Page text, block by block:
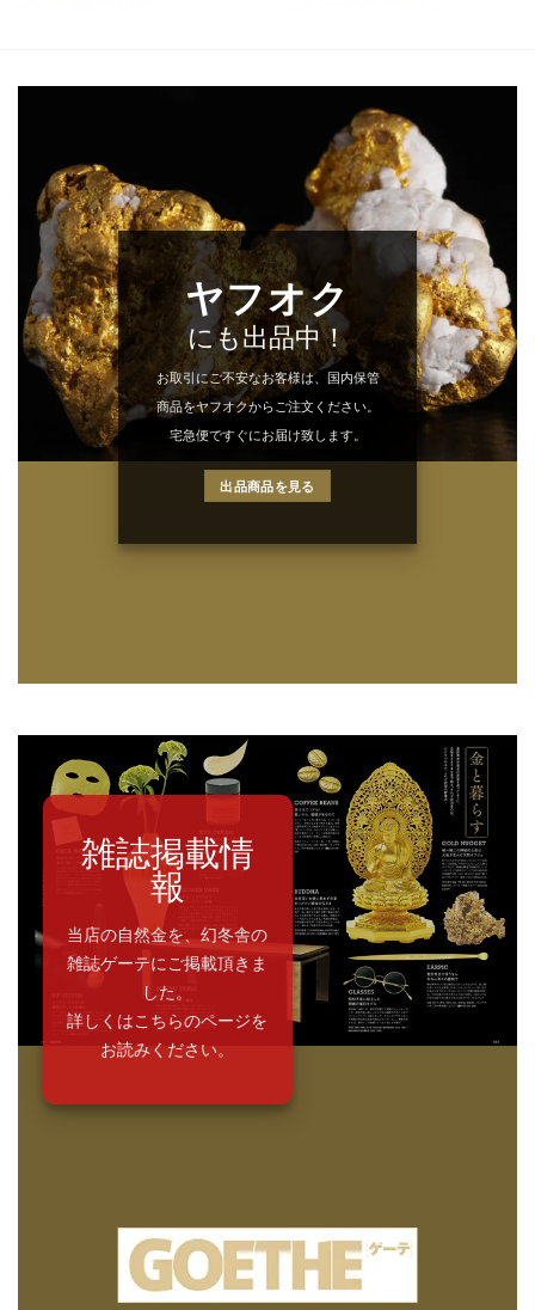
ヤフオク
にも出品中！
お取引にご不安なお客様は、国内保管
商品をヤフオクからご注文ください。
宅急便ですぐにお届け致します。
出品商品を見る
雑誌掲載情
報
当店の自然金を、幻冬舎の
雑誌ゲーテにご掲載頂きま
した。
詳しくはこちらのページを
お読みください。